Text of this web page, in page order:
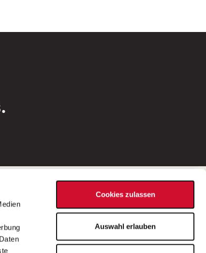
Cookies zulassen
Auswahl erlauben
Bei Fragen zu einer Stellenausschreibung
wenden Sie sich bitte an die*den in der
Stellenausschreibung genannte*n